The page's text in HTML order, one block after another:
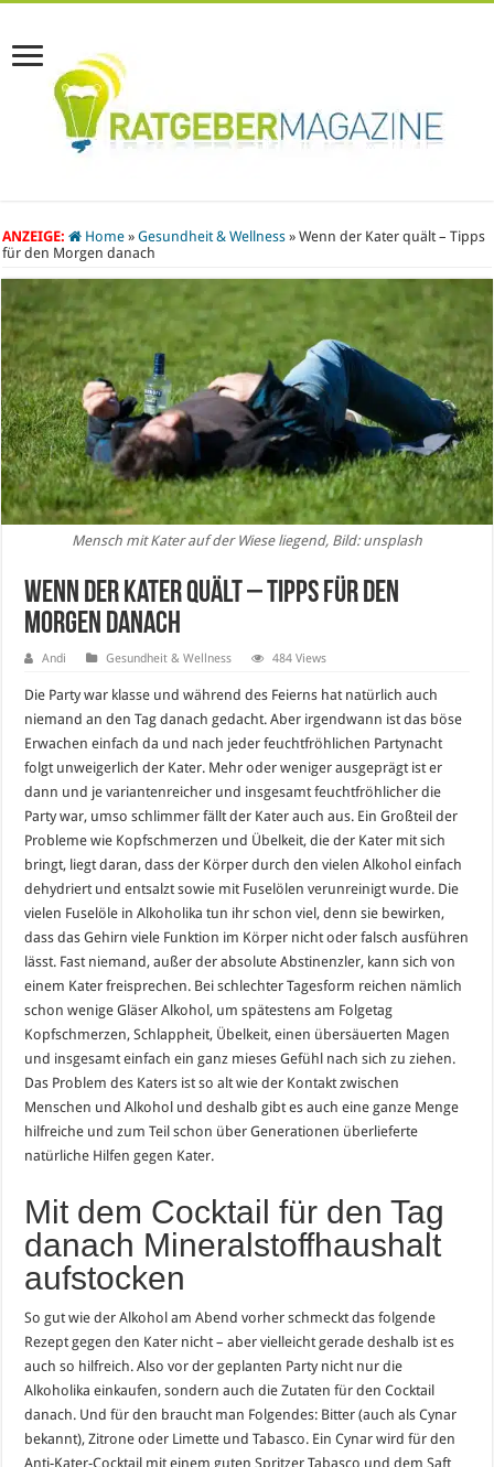
ANZEIGE: Home » Gesundheit & Wellness » Wenn der Kater quält – Tipps
für den Morgen danach
Mensch mit Kater auf der Wiese liegend, Bild: unsplash
Wenn der Kater quält – Tipps für den
Morgen danach
Andi Gesundheit & Wellness 484 Views
Die Party war klasse und während des Feierns hat natürlich auch
niemand an den Tag danach gedacht. Aber irgendwann ist das böse
Erwachen einfach da und nach jeder feuchtfröhlichen Partynacht
folgt unweigerlich der Kater. Mehr oder weniger ausgeprägt ist er
dann und je variantenreicher und insgesamt feuchtfröhlicher die
Party war, umso schlimmer fällt der Kater auch aus. Ein Großteil der
Probleme wie Kopfschmerzen und Übelkeit, die der Kater mit sich
bringt, liegt daran, dass der Körper durch den vielen Alkohol einfach
dehydriert und entsalzt sowie mit Fuselölen verunreinigt wurde. Die
vielen Fuselöle in Alkoholika tun ihr schon viel, denn sie bewirken,
dass das Gehirn viele Funktion im Körper nicht oder falsch ausführen
lässt. Fast niemand, außer der absolute Abstinenzler, kann sich von
einem Kater freisprechen. Bei schlechter Tagesform reichen nämlich
schon wenige Gläser Alkohol, um spätestens am Folgetag
Kopfschmerzen, Schlappheit, Übelkeit, einen übersäuerten Magen
und insgesamt einfach ein ganz mieses Gefühl nach sich zu ziehen.
Das Problem des Katers ist so alt wie der Kontakt zwischen
Menschen und Alkohol und deshalb gibt es auch eine ganze Menge
hilfreiche und zum Teil schon über Generationen überlieferte
natürliche Hilfen gegen Kater.
Mit dem Cocktail für den Tag
danach Mineralstoffhaushalt
aufstocken
So gut wie der Alkohol am Abend vorher schmeckt das folgende
Rezept gegen den Kater nicht – aber vielleicht gerade deshalb ist es
auch so hilfreich. Also vor der geplanten Party nicht nur die
Alkoholika einkaufen, sondern auch die Zutaten für den Cocktail
danach. Und für den braucht man Folgendes: Bitter (auch als Cynar
bekannt), Zitrone oder Limette und Tabasco. Ein Cynar wird für den
Anti-Kater-Cocktail mit einem guten Spritzer Tabasco und dem Saft